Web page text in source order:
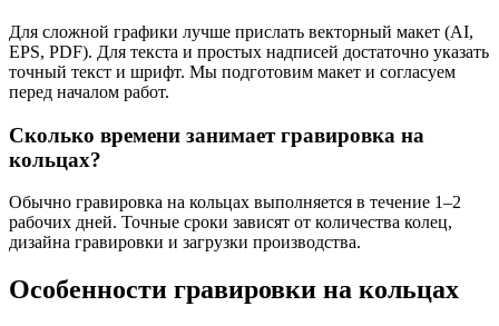
Для сложной графики лучше прислать векторный макет (AI,
EPS, PDF). Для текста и простых надписей достаточно указать
точный текст и шрифт. Мы подготовим макет и согласуем
перед началом работ.
Сколько времени занимает гравировка на
кольцах?
Обычно гравировка на кольцах выполняется в течение 1–2
рабочих дней. Точные сроки зависят от количества колец,
дизайна гравировки и загрузки производства.
Особенности гравировки на кольцах